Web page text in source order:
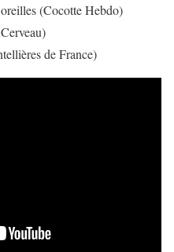
(Cocotte Hebdo)
de France)